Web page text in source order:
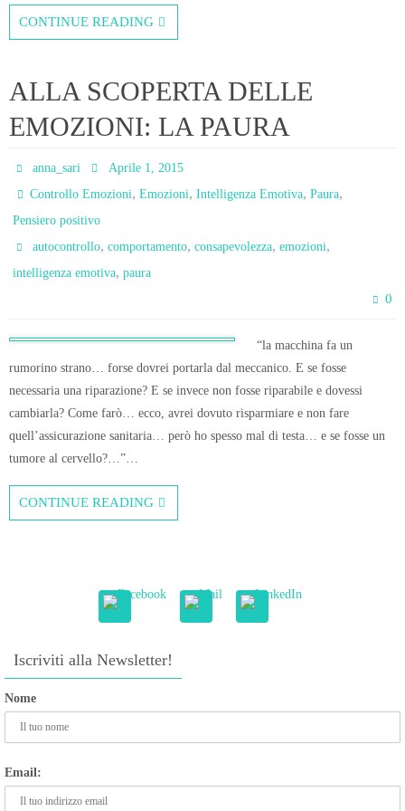
CONTINUE READING
ALLA SCOPERTA DELLE
EMOZIONI: LA PAURA
anna_sari
Aprile 1, 2015
Controllo Emozioni,Emozioni,Intelligenza Emotiva,Paura,
Pensiero positivo
autocontrollo,comportamento,consapevolezza,emozioni,
intelligenza emotiva, paura
0
“la macchina fa un
rumorino strano… forse dovrei portarla dal meccanico. E se fosse
necessaria una riparazione? E se invece non fosse riparabile e dovessi
cambiarla? Come farò… ecco, avrei dovuto risparmiare e non fare
quell’assicurazione sanitaria… però ho spesso mal di testa… e se fosse un
tumore al cervello?…”…
CONTINUE READING
Iscriviti alla Newsletter!
Nome
Email: